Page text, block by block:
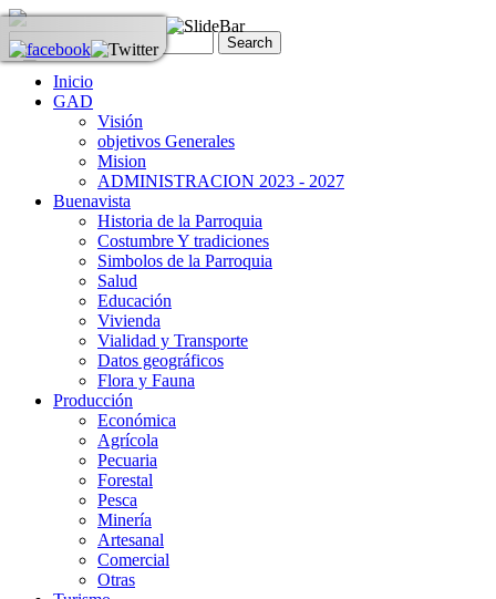
Inicio
GAD
Visión
objetivos Generales
Mision
ADMINISTRACION 2023 - 2027
Buenavista
Historia de la Parroquia
Costumbre Y tradiciones
Simbolos de la Parroquia
Salud
Educación
Vivienda
Vialidad y Transporte
Datos geográficos
Flora y Fauna
Producción
Económica
Agrícola
Pecuaria
Forestal
Pesca
Minería
Artesanal
Comercial
Otras